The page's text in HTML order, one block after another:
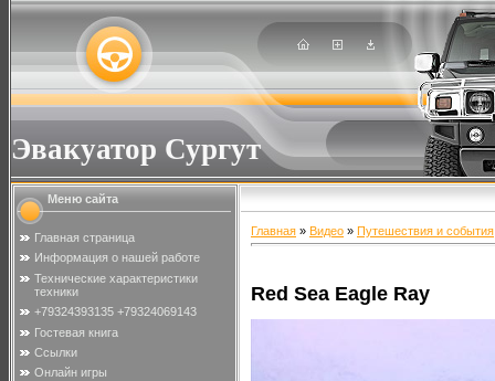
Эвакуатор Сургут
Меню сайта
Главная страница
Информация о нашей работе
Технические характеристики
техники
+79324393135 +79324069143
Гостевая книга
Ссылки
Онлайн игры
Главная » Видео » Путешествия и события
Red Sea Eagle Ray